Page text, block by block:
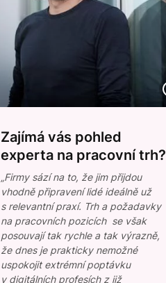
Zajímá vás pohled
experta na pracovní trh?
„Firmy sází na to, že jim přijdou
vhodně připravení lidé ideálně už
s relevantní praxí. Trh a požadavky
na pracovních pozicích se však
posouvají tak rychle a tak výrazně,
že dnes je prakticky nemožné
uspokojit extrémní poptávku
v digitálních profesích z již